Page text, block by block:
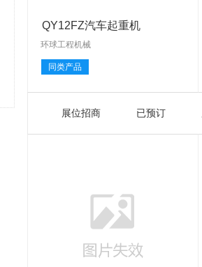
QY12FZ汽车起重机
环球工程机械
同类产品
展位招商 已预订